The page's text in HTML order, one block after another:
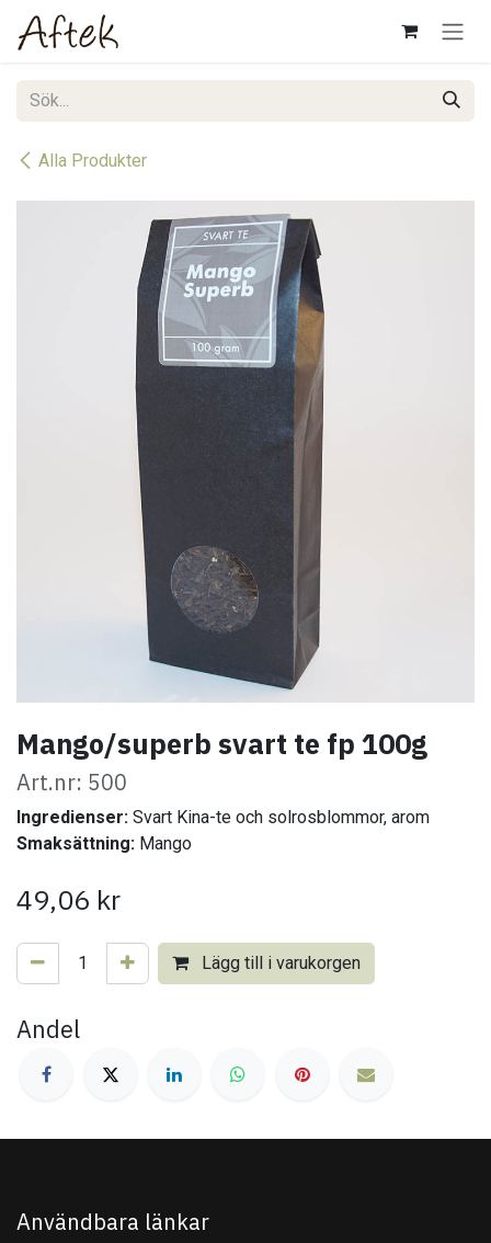
Hoppa till innehåll
Alla Produkter
Mango/superb svart te fp 100g
Art.nr: 500
Ingredienser: Svart Kina-te och solrosblommor, arom
Smaksättning: Mango
49,06 kr
Lägg till i varukorgen
Andel
Användbara länkar